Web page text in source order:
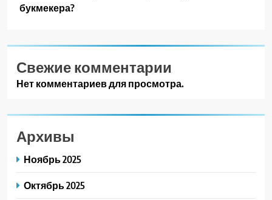
букмекера?
Свежие комментарии
Нет комментариев для просмотра.
Архивы
Ноябрь 2025
Октябрь 2025